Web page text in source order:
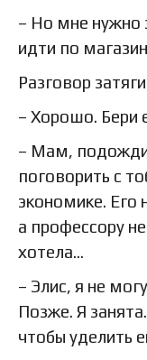
– Но мне нужно
идти по
Разговор
– Хорошо. Бери
– Мам,
поговорить с
экономике. Его
а профессору
хотела…
– Элис, я не
Позже. Я
чтобы уделить